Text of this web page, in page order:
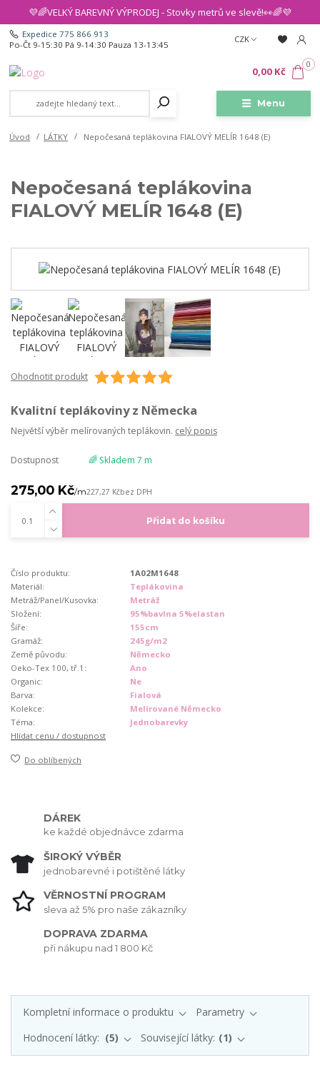
💜🌈VELKÝ BAREVNÝ VÝPRODEJ - Stovky metrů ve slevě!👀🌈💜
Menu
CZK
Expedice 775 866 913
Po-Čt 9-15:30 Pá 9-14:30 Pauza 13-13:45
0
0,00 Kč
Úvod LÁTKY Nepočesaná teplákovina FIALOVÝ MELÍR 1648 (E)
Nepočesaná teplákovina
FIALOVÝ MELÍR 1648 (E)
Ohodnotit produkt
Kvalitní teplákoviny z Německa
Největší výběr melírovaných teplákovin. celý popis
Dostupnost 🌈 Skladem 7 m
275,00 Kč/m227,27 Kčbez DPH
Přidat do košíku
Číslo produktu:
1A02M1648
Materiál:
Teplákovina
Metráž/Panel/Kusovka:
Metráž
Složení:
95%bavlna 5%elastan
Šíře:
155cm
Gramáž:
245g/m2
Země původu:
Německo
Oeko-Tex 100, tř.1:
Ano
Organic:
Ne
Barva:
Fialová
Kolekce:
Melírované Německo
Téma:
Jednobarevky
Hlídat cenu / dostupnost
Do oblíbených
DÁREK
ke každé objednávce zdarma
ŠIROKÝ VÝBĚR
jednobarevné i potištěné látky
VĚRNOSTNÍ PROGRAM
sleva až 5% pro naše zákazníky
DOPRAVA ZDARMA
při nákupu nad 1 800 Kč
Kompletní informace o produktu
Parametry
Hodnocení látky:
5 Související látky: 1